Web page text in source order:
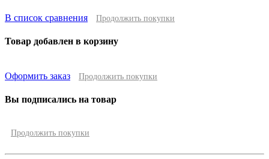
В список сравнения Продолжить покупки
Товар добавлен в корзину
Оформить заказ Продолжить покупки
Вы подписались на товар
Продолжить покупки